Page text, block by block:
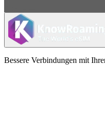
Bessere Verbindungen mit